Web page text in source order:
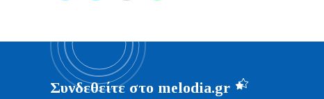
Συνδεθείτε στο melodia.gr